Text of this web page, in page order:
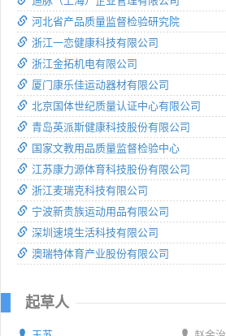
河北省产品质量监督检验研究院
浙江一恋健康科技有限公司
浙江金拓机电有限公司
厦门康乐佳运动器材有限公司
北京国体世纪质量认证中心有限公司
青岛英派斯健康科技股份有限公司
国家文教用品质量监督检验中心
江苏康力源体育科技股份有限公司
浙江麦瑞克科技有限公司
宁波新贵族运动用品有限公司
深圳速境生活科技有限公司
澳瑞特体育产业股份有限公司
起草人